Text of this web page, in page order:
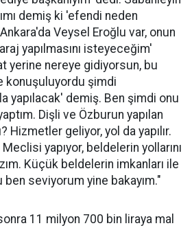
demiş ki 'efendi neden
Veysel Eroğlu var, onun
yapılmasını isteyeceğim'
yerine nereye gidiyorsun, bu
konuşuluyordu şimdi
yapılacak' demiş. Ben şimdi onu
Dişli ve Özburun yapılan
Hizmetler geliyor, yol da yapılır.
Meclisi yapıyor, beldelerin yollarını
Küçük beldelerin imkanları ile
ben seviyorum yine bakayım."
11 milyon 700 bin liraya mal